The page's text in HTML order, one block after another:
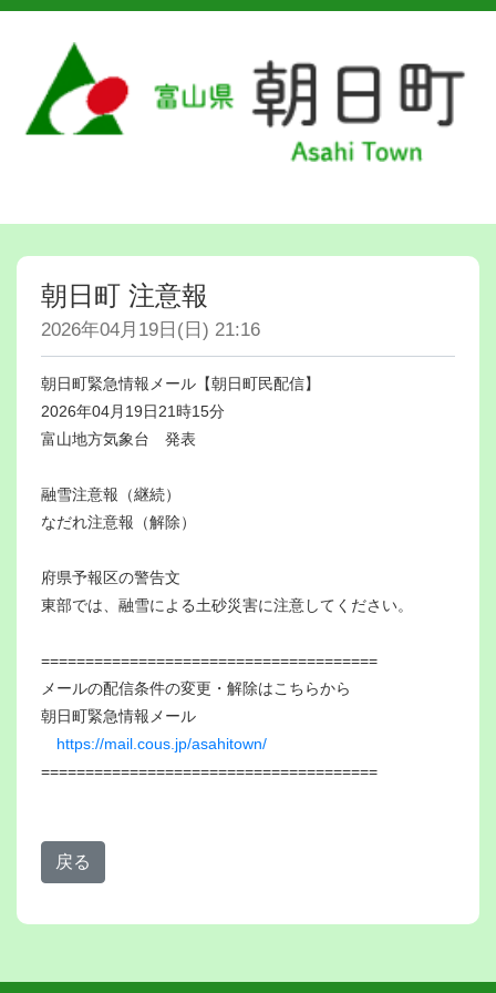
朝日町 注意報
2026年04月19日(日) 21:16
朝日町緊急情報メール【朝日町民配信】
2026年04月19日21時15分
富山地方気象台 発表
融雪注意報（継続）
なだれ注意報（解除）
府県予報区の警告文
東部では、融雪による土砂災害に注意してください。
======================================
メールの配信条件の変更・解除はこちらから
朝日町緊急情報メール
https://mail.cous.jp/asahitown/
======================================
戻る